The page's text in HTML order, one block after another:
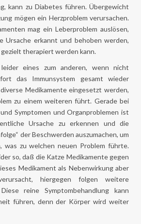
kann zu Diabetes führen. Übergewicht
mögen ein Herzproblem verursachen.
mag ein Leberproblem auslösen,
Ursache erkannt und behoben werden,
therapiert werden kann.
eines zum anderen, wenn nicht
das Immunsystem gesamt wieder
Medikamente eingesetzt werden,
zu einem weiteren führt. Gerade bei
Symptomen und Organproblemen ist
Ursache zu erkennen und die
der Beschwerden auszumachen, um
was zu welchen neuen Problem führte.
so, daß die Katze Medikamente gegen
Medikament als Nebenwirkung aber
hiergegen folgen weitere
reine Symptombehandlung kann
führen, denn der Körper wird weiter